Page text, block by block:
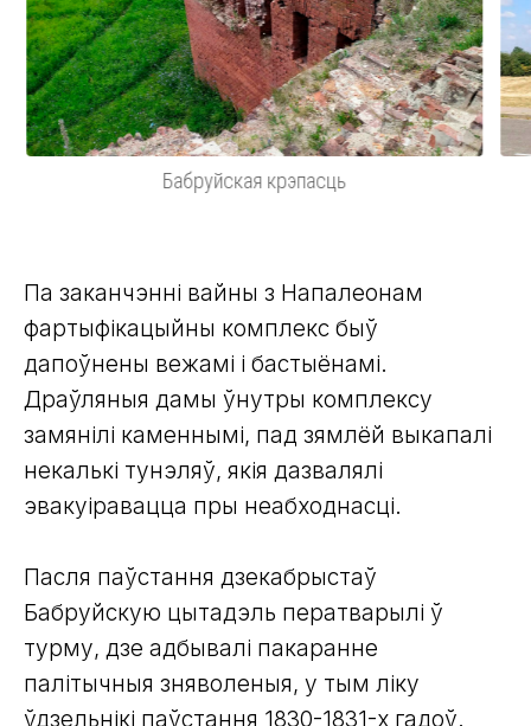
Бабруйская крэпасць
Па заканчэнні вайны з Напалеонам
фартыфікацыйны комплекс быў
дапоўнены вежамі і бастыёнамі.
Драўляныя дамы ўнутры комплексу
замянілі каменнымі, пад зямлёй выкапалі
некалькі тунэляў, якія дазвалялі
эвакуіравацца пры неабходнасці.
Пасля паўстання дзекабрыстаў
Бабруйскую цытадэль ператварылі ў
турму, дзе адбывалі пакаранне
палітычныя зняволеныя, у тым ліку
ўдзельнікі паўстання 1830-1831-х гадоў.